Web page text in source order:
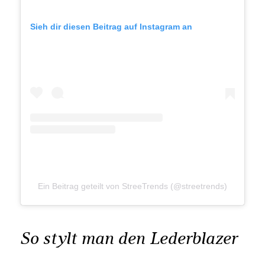
Sieh dir diesen Beitrag auf Instagram an
Ein Beitrag geteilt von StreeTrends (@streetrends)
So stylt man den Lederblazer